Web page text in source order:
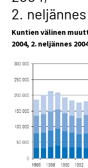
2.
Kuntien välinen
2004, 2. neljännes